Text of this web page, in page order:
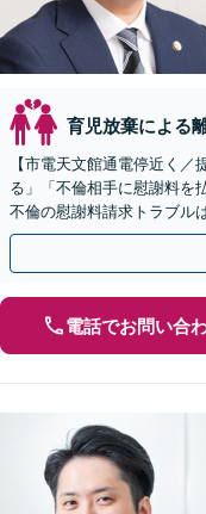
育児放棄による
【市電天文館通電停近く
る」「不倫相手に慰謝料を
不倫の慰謝料請求トラブル
を目指しています。【夜間
電話でお問い合